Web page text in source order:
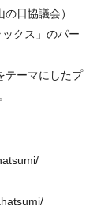
日協議会）
クス」のパー
テーマにしたプ